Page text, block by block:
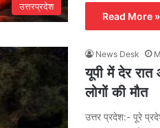
उत्तरप्रदेश
Read More »
News Desk
यूपी में देर रात
लोगों की मौत
उत्तर प्रदेश:- पूरे